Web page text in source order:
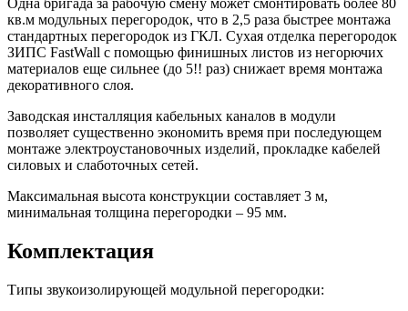
кв.м модульных перегородок, что в 2,5 раза быстрее монтажа
стандартных перегородок из ГКЛ. Сухая отделка перегородок
ЗИПС FastWall с помощью финишных листов из негорючих
материалов еще сильнее (до 5!! раз) снижает время монтажа
декоративного слоя.
Заводская инсталляция кабельных каналов в модули
позволяет существенно экономить время при последующем
монтаже электроустановочных изделий, прокладке кабелей
силовых и слаботочных сетей.
Максимальная высота конструкции составляет 3 м,
минимальная толщина перегородки – 95 мм.
Комплектация
Типы звукоизолирующей модульной перегородки: